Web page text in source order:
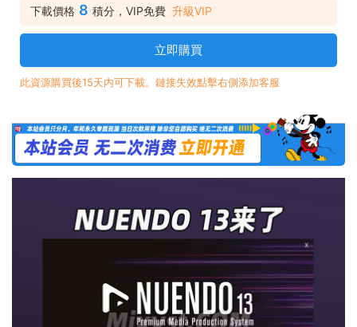
下載價格 8 積分，VIP免費 升級VIP
立即購買
此資源購買後15天内可下載。鏈接失效點擊右側添加客服